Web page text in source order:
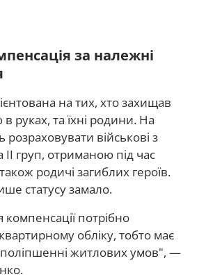
за належні
на тих, хто захищав
в руках, та їхні родини. На
військові з
II груп, отриманою під час
також родичі загиблих героїв.
статусу замало.
потрібно
обліку, тобто має
житлових умов", —